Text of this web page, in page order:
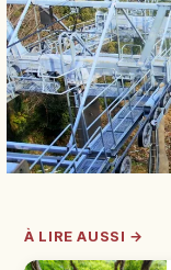
À LIRE AUSSI →